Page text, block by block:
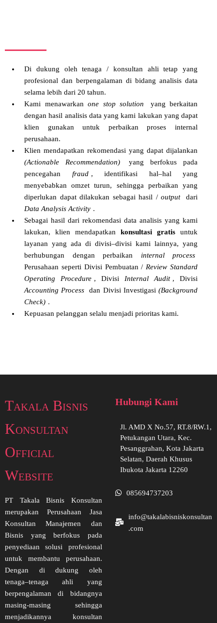
Di dukung oleh tenaga / konsultan ahli tetap yang
profesional dan berpengalaman di bidang analisis data
selama lebih dari 20 tahun.
Kami menawarkan one stop solution
yang berkaitan
dengan hasil analisis data yang kami lakukan yang dapat
klien gunakan untuk perbaikan proses internal
perusahaan.
Klien mendapatkan rekomendasi yang dapat dijalankan
(Actionable Recommendation)
yang berfokus pada
pencegahan fraud , identifikasi hal–hal yang
menyebabkan omzet turun, sehingga perbaikan yang
diperlukan dapat dilakukan sebagai hasil /output
dari
Data Analysis Activity .
Sebagai hasil dari rekomendasi data analisis yang kami
lakukan, klien mendapatkan konsultasi gratis untuk
layanan yang ada di divisi–divisi kami lainnya, yang
berhubungan dengan perbaikan internal process
Perusahaan seperti Divisi Pembuatan / Review Standard
Operating Procedure , Divisi Internal Audit , Divisi
Accounting Process
dan Divisi Investigasi(Background
Check) .
Kepuasan pelanggan selalu menjadi prioritas kami.
Takala Bisnis
Konsultan
Official
Website
PT Takala Bisnis Konsultan
merupakan Perusahaan Jasa
Konsultan Manajemen dan
Bisnis yang berfokus pada
penyediaan solusi profesional
untuk membantu perusahaan.
Dengan di dukung oleh
tenaga–tenaga ahli yang
berpengalaman di bidangnya
masing-masing sehingga
menjadikannya konsultan
Hubungi Kami
Jl. AMD X No.57, RT.8/RW.1,
Petukangan Utara, Kec.
Pesanggrahan, Kota Jakarta
Selatan, Daerah Khusus
Ibukota Jakarta 12260
085694737203
info@takalabisniskonsultan
.com